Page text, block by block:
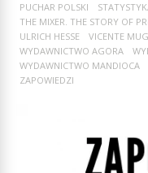
PUCHAR POLSKI
THE MIXER. THE STORY OF
ULRICH HESSE
VICENTE
WYDAWNICTWO AGORA
WYDAWNICTWO MANDIOCA
ZAPOWIEDZI